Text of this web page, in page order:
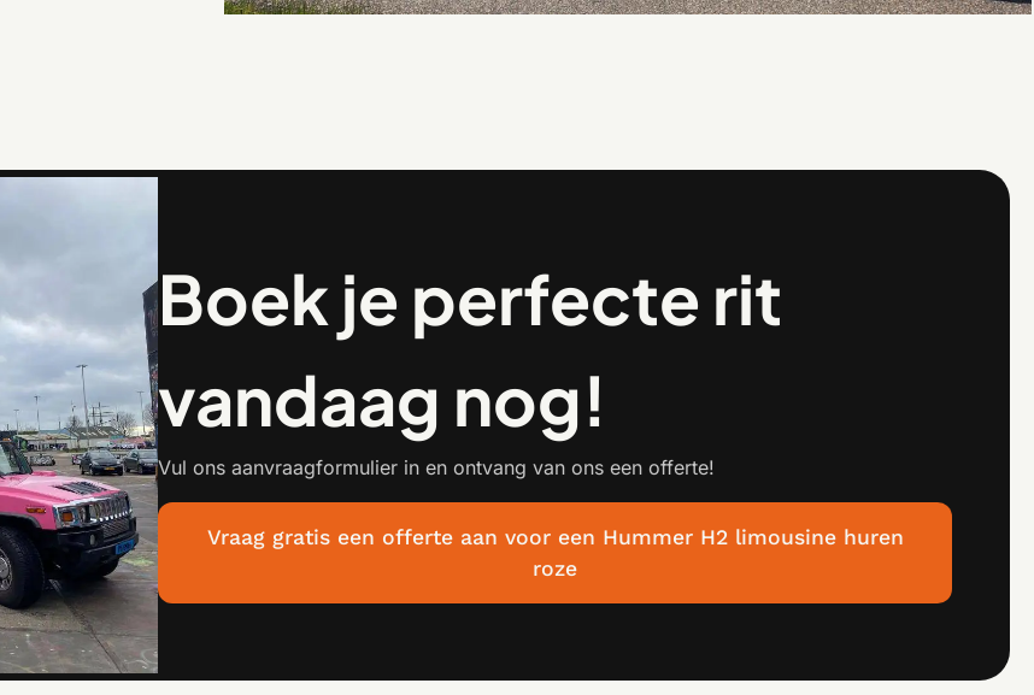
Boek je perfecte rit
vandaag nog!
Vul ons aanvraagformulier in en ontvang van ons een offerte!
Vraag gratis een offerte aan voor een Hummer H2 limousine huren
roze